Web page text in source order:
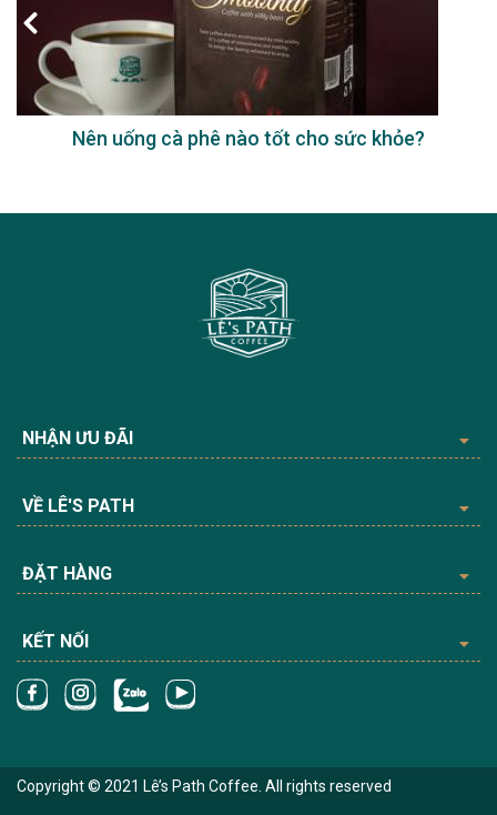
Nên uống cà phê nào tốt cho sức khỏe?
NHẬN ƯU ĐÃI
VỀ LÊ'S PATH
ĐẶT HÀNG
KẾT NỐI
Copyright © 2021 Lê’s Path Coffee. All rights reserved